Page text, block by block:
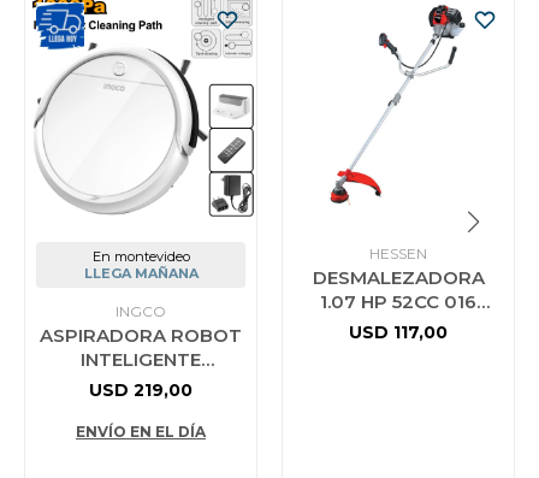
En montevideo
LLEGA MAÑANA
INGCO
ASPIRADORA ROBOT
INTELIGENTE
PROGRAMABLE
USD 219,00
ENVÍO EN EL DÍA
HESSEN
DESMALEZADORA
1.07 HP 52CC 016
3060 HESSEN PRO
USD 117,00